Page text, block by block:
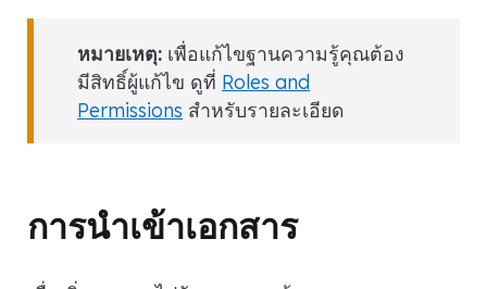
หมายเหตุ: เพื่อแก้ไขฐานความรู้คุณต้อง
มีสิทธิ์ผู้แก้ไข ดูที่ Roles and
Permissions สำหรับรายละเอียด
การนำเข้าเอกสาร